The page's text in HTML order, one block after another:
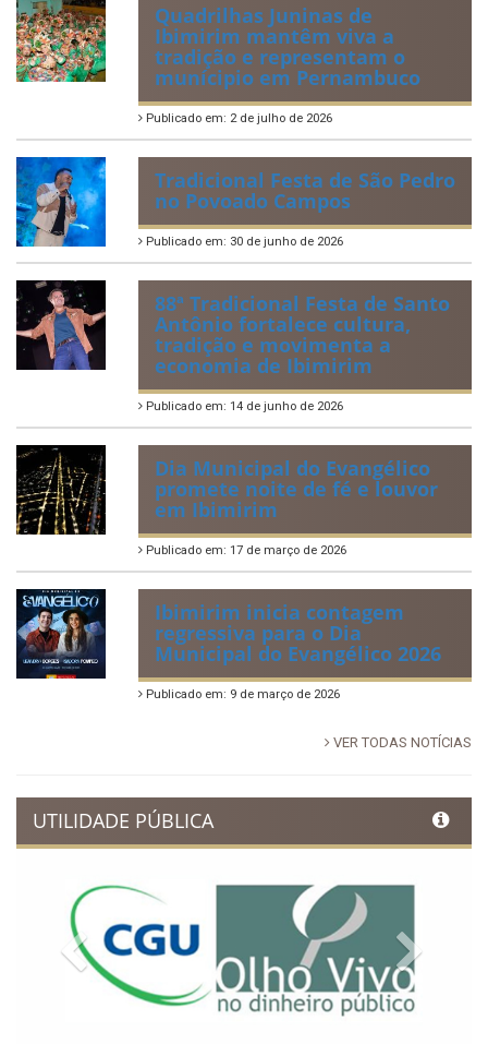
Quadrilhas Juninas de
Ibimirim mantêm viva a
tradição e representam o
munícipio em Pernambuco
Publicado em: 2 de julho de 2026
Tradicional Festa de São Pedro
no Povoado Campos
Publicado em: 30 de junho de 2026
88ª Tradicional Festa de Santo
Antônio fortalece cultura,
tradição e movimenta a
economia de Ibimirim
Publicado em: 14 de junho de 2026
Dia Municipal do Evangélico
promete noite de fé e louvor
em Ibimirim
Publicado em: 17 de março de 2026
Ibimirim inicia contagem
regressiva para o Dia
Municipal do Evangélico 2026
Publicado em: 9 de março de 2026
VER TODAS NOTÍCIAS
UTILIDADE PÚBLICA
Previous